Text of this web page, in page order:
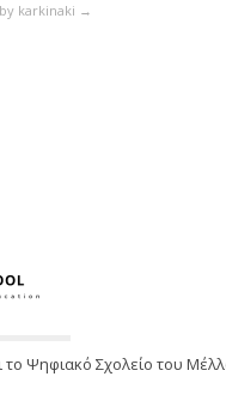
karkinaki →
το Ψηφιακό Σχολείο του